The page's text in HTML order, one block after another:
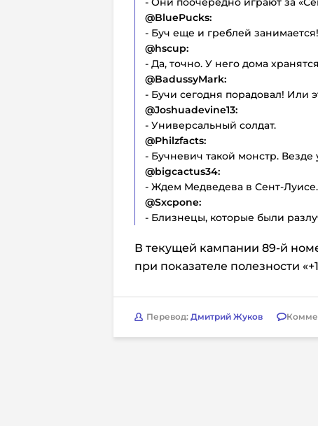
@BluePucks:
- Буч еще и греблей занимается!
@hscup:
- Да, точно. У него дома
@BadussyMark:
- Бучи сегодня порадовал! Или
@Joshuadevine13:
- Универсальный солдат.
@Philzfacts:
- Бучневич такой монстр. Везде
@bigcactus34:
- Ждем Медведева в Сент-Луисе.
@Sxcpone:
- Близнецы, которые были
В текущей кампании 89-й
при показателе полезности
Перевод: Дмитрий Жуков